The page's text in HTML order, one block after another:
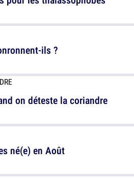
ils ?
né(e) en Août
on déteste la coriandre